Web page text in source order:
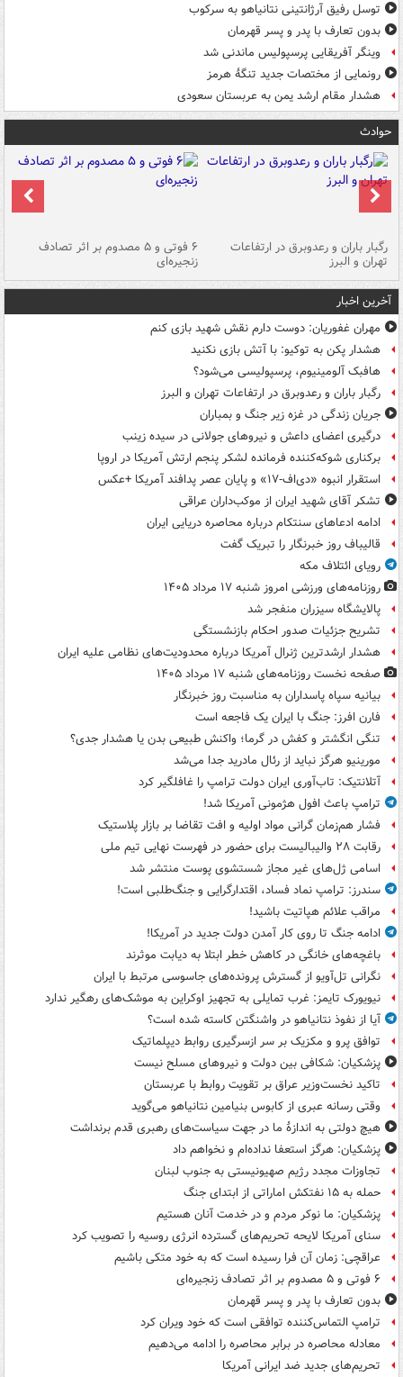
توسل رفیق آرژانتینی نتانیاهو به سرکوب
بدون تعارف با پدر و پسر قهرمان
وینگر آفریقایی پرسپولیس ماندنی شد
رونمایی از مختصات جدید تنگۀ هرمز
هشدار مقام ارشد یمن به عربستان سعودی
حوادث
رگبار باران و رعدوبرق در ارتفاعات
تهران و البرز
۶ فوتی و ۵ مصدوم بر اثر تصادف
زنجیره‌ای
آخرین اخبار
مهران غفوریان: دوست دارم نقش شهید بازی کنم
هشدار پکن به توکیو: با آتش بازی نکنید
هافبک آلومینیوم، پرسپولیسی می‌شود؟
رگبار باران و رعدوبرق در ارتفاعات تهران و البرز
جریان زندگی در غزه زیر جنگ و بمباران
درگیری اعضای داعش و نیروهای جولانی در سیده زینب
برکناری شوکه‌کننده فرمانده لشکر پنجم ارتش آمریکا در اروپا
استقرار انبوه «دی‌اف‑۱۷» و پایان عصر پدافند آمریکا +عکس
تشکر آقای شهید ایران از موکب‌داران عراقی
ادامه ادعاهای سنتکام درباره محاصره دریایی ایران
قالیباف روز خبرنگار را تبریک گفت
رویای ائتلاف مکه
روزنامه‌های ورزشی امروز ‌شنبه ۱۷ مرداد ۱۴۰۵
پالایشگاه سیزران منفجر شد
تشریح جزئیات صدور احکام بازنشستگی
هشدار ارشدترین ژنرال آمریکا درباره محدودیت‌های نظامی علیه ایران
صفحه نخست روزنامه‌های شنبه ۱۷ مرداد ۱۴۰۵
بیانیه سپاه پاسداران به مناسبت روز خبرنگار
فارن افرز: جنگ با ایران یک فاجعه است
تنگی انگشتر و کفش در گرما؛ واکنش طبیعی بدن یا هشدار جدی؟
مورینیو هرگز نباید از رئال مادرید جدا می‌شد
آتلانتیک: تاب‌آوری ایران دولت ترامپ را غافلگیر کرد
ترامپ باعث افول هژمونی آمریکا شد!
فشار هم‌زمان گرانی مواد اولیه و افت تقاضا بر بازار پلاستیک
رقابت ۲۸ والیبالیست برای حضور در فهرست نهایی تیم ملی
اسامی ژل‌های غیر مجاز شستشوی پوست منتشر شد
سندرز: ترامپ نماد فساد، اقتدارگرایی و جنگ‌طلبی است!
مراقب علائم هپاتیت باشید!
ادامه جنگ تا روی کار آمدن دولت جدید در آمریکا!
باغچه‌های خانگی در کاهش خطر ابتلا به دیابت موثرند
نگرانی تل‌آویو از گسترش پرونده‌های جاسوسی مرتبط با ایران
نیویورک تایمز: غرب تمایلی به تجهیز اوکراین به موشک‌های رهگیر ندارد
آیا از نفوذ نتانیاهو در واشنگتن کاسته شده است؟
توافق پرو و مکزیک بر سر ازسرگیری روابط دیپلماتیک
پزشکیان: شکافی بین دولت و نیروهای مسلح نیست
تاکید نخست‌وزیر عراق بر تقویت روابط با عربستان
وقتی رسانه عبری از کابوس بنیامین نتانیاهو می‌گوید
هیچ دولتی به اندازۀ ما در جهت سیاست‌های رهبری قدم برنداشت
پزشکیان: هرگز استعفا نداده‌ام و نخواهم داد
تجاوزات مجدد رژیم صهیونیستی به جنوب لبنان
حمله به ۱۵ نفتکش‌ اماراتی از ابتدای جنگ
پزشکیان: ما نوکر مردم و در خدمت آنان هستیم
سنای آمریکا لایحه تحریم‌های گسترده انرژی روسیه را تصویب کرد
عراقچی: زمان آن فرا رسیده است که به خود متکی باشیم
۶ فوتی و ۵ مصدوم بر اثر تصادف زنجیره‌ای
بدون تعارف با پدر و پسر قهرمان
ترامپ التماس‌کننده توافقی است که خود ویران کرد
معادله محاصره در برابر محاصره را ادامه می‌دهیم
تحریم‌های جدید ضد ایرانی آمریکا